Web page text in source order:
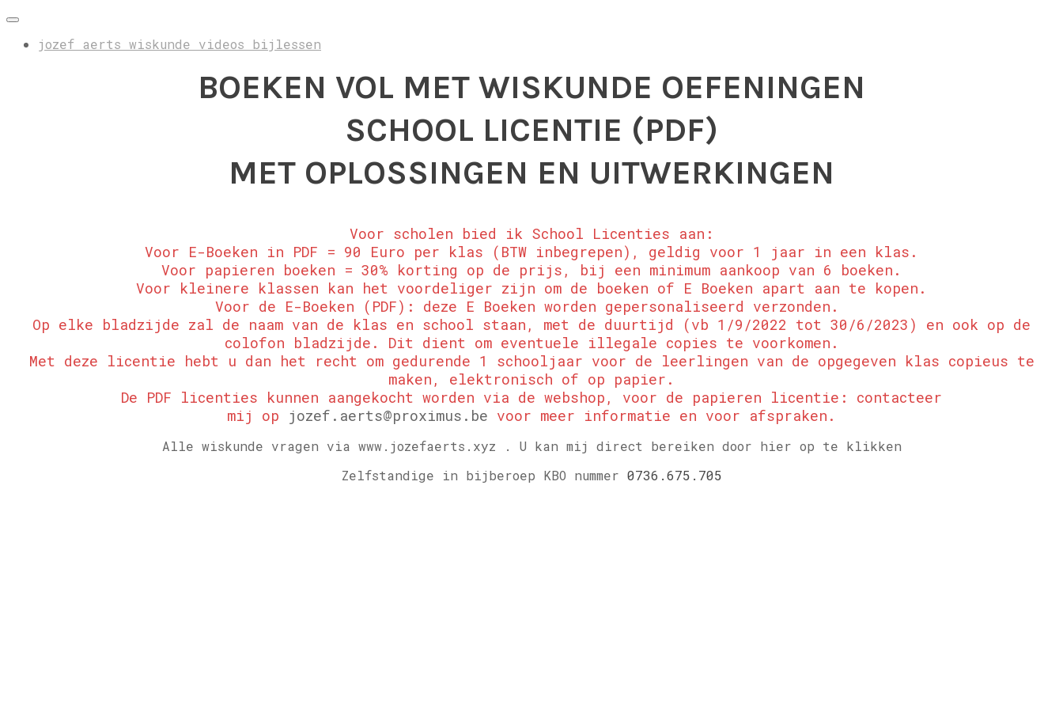
jozef aerts wiskunde videos bijlessen
BOEKEN VOL MET WISKUNDE OEFENINGEN
SCHOOL LICENTIE (PDF)
MET OPLOSSINGEN EN UITWERKINGEN
Voor scholen bied ik School Licenties aan:
Voor E-Boeken in PDF = 90 Euro per klas (BTW inbegrepen), geldig voor 1 jaar in een klas.
Voor papieren boeken = 30% korting op de prijs, bij een minimum aankoop van 6 boeken​.
Voor kleinere klassen kan het voordeliger zijn om de boeken of E Boeken apart aan te kopen.
Voor de E-Boeken (PDF): deze E Boeken worden gepersonaliseerd verzonden.
Op elke bladzijde zal de naam van de klas en school staan, met de duurtijd (vb 1/9/2022 tot 30/6/2023) en ook op de
colofon bladzijde. Dit dient om eventuele illegale copies te voorkomen.
Met deze licentie hebt u dan het recht om gedurende 1 schooljaar voor de leerlingen van de opgegeven klas copieus te
maken, elektronisch of op papier​.
De PDF licenties kunnen aangekocht worden via de webshop, voor de papieren licentie: contacteer
mij op jozef.aerts@proximus.be voor meer informatie en voor afspraken.
Alle wiskunde vragen via www.jozefaerts.xyz . U kan mij direct bereiken door hier op te klikken
Zelfstandige in bijberoep KBO nummer 0736.675.705